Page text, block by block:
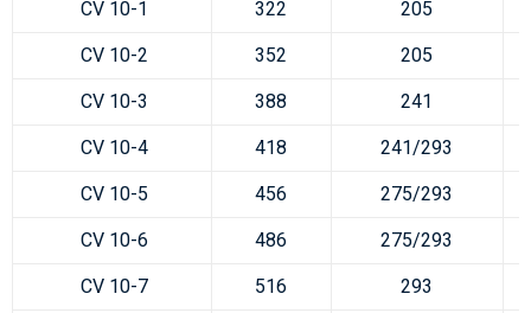
CV 10-1 322 205
CV 10-2 352 205
CV 10-3 388 241
CV 10-4 418 241/293
CV 10-5 456 275/293
CV 10-6 486 275/293
CV 10-7 516 293